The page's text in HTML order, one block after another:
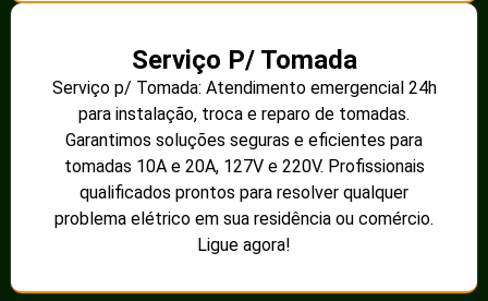
Serviço P/ Tomada
Serviço p/ Tomada: Atendimento emergencial 24h
para instalação, troca e reparo de tomadas.
Garantimos soluções seguras e eficientes para
tomadas 10A e 20A, 127V e 220V. Profissionais
qualificados prontos para resolver qualquer
problema elétrico em sua residência ou comércio.
Ligue agora!